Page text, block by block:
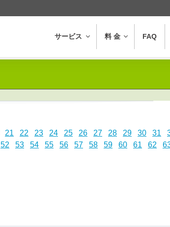
サービス 料 金 FAQ
21 22 23 24 25 26 27 28 29 30 31
52 53 54 55 56 57 58 59 60 61 62